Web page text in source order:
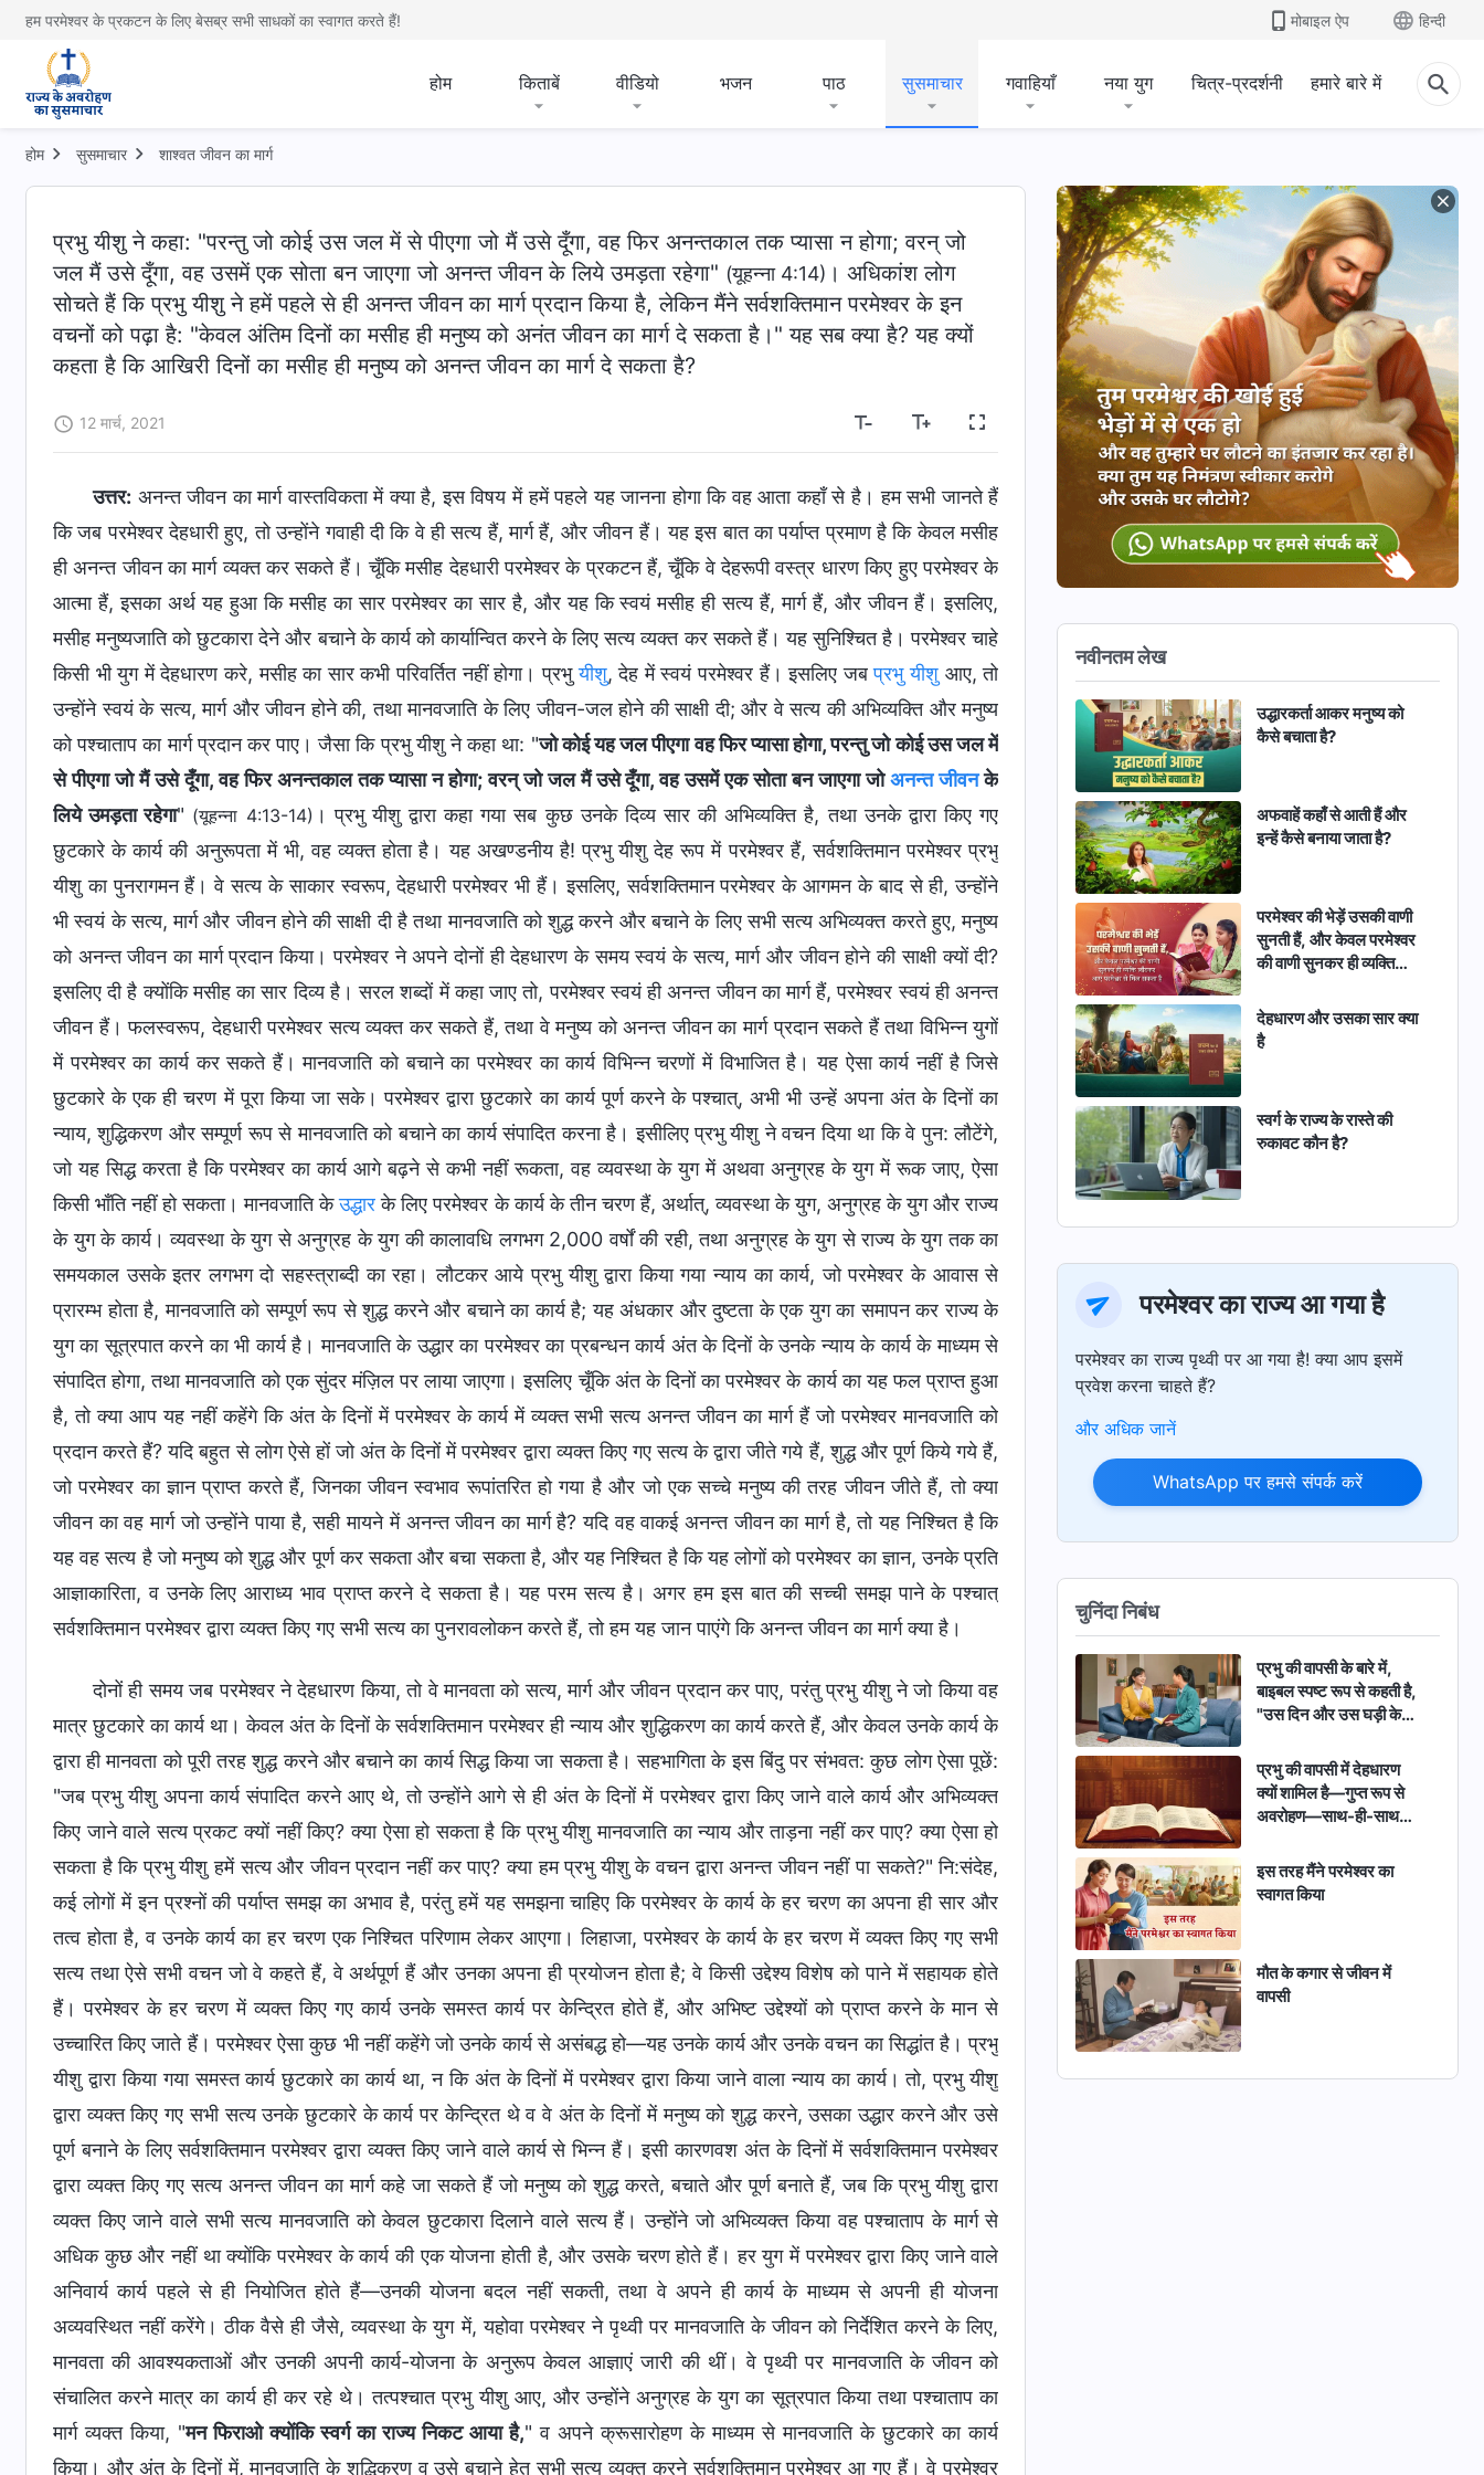
हम परमेश्वर के प्रकटन के लिए बेसब्र सभी साधकों का स्वागत करते हैं! मोबाइल ऐप हिन्दी
होम किताबें वीडियो भजन पाठ सुसमाचार गवाहियाँ नया युग चित्र-प्रदर्शनी हमारे बारे में
होम सुसमाचार शाश्वत जीवन का मार्ग
प्रभु यीशु ने कहा: "परन्तु जो कोई उस जल में से पीएगा जो मैं उसे दूँगा, वह फिर अनन्तकाल तक प्यासा न होगा; वरन् जो
जल मैं उसे दूँगा, वह उसमें एक सोता बन जाएगा जो अनन्त जीवन के लिये उमड़ता रहेगा" (यूहन्ना 4:14) । अधिकांश लोग
सोचते हैं कि प्रभु यीशु ने हमें पहले से ही अनन्त जीवन का मार्ग प्रदान किया है, लेकिन मैंने सर्वशक्तिमान परमेश्वर के इन
वचनों को पढ़ा है: "केवल अंतिम दिनों का मसीह ही मनुष्य को अनंत जीवन का मार्ग दे सकता है।" यह सब क्या है? यह क्यों
कहता है कि आखिरी दिनों का मसीह ही मनुष्य को अनन्त जीवन का मार्ग दे सकता है?
12 मार्च, 2021
उत्तर: अनन्‍त जीवन का मार्ग वास्‍तविकता में क्‍या है, इस विषय में हमें पहले यह जानना होगा कि वह आता कहाँ से है। हम सभी जानते हैं
कि जब परमेश्‍वर देहधारी हुए, तो उन्‍होंने गवाही दी कि वे ही सत्‍य हैं, मार्ग हैं, और जीवन हैं। यह इस बात का पर्याप्‍त प्रमाण है कि केवल मसीह
ही अनन्‍त जीवन का मार्ग व्‍यक्‍त कर सकते हैं। चूँकि मसीह देहधारी परमेश्‍वर के प्रकटन हैं, चूँकि वे देहरूपी वस्‍त्र धारण किए हुए परमेश्‍वर के
आत्‍मा हैं, इसका अर्थ यह हुआ कि मसीह का सार परमेश्‍वर का सार है, और यह कि स्‍वयं मसीह ही सत्‍य हैं, मार्ग हैं, और जीवन हैं। इसलिए,
मसीह मनुष्‍यजाति को छुटकारा देने और बचाने के कार्य को कार्यान्वित करने के लिए सत्‍य व्‍यक्‍त कर सकते हैं। यह सुनिश्चित है। परमेश्‍वर चाहे
किसी भी युग में देहधारण करे, मसीह का सार कभी परिवर्तित नहीं होगा। प्रभुयीशु, देह में स्‍वयं परमेश्‍वर हैं। इसलिए जबप्रभु यीशु आए, तो
उन्‍होंने स्‍वयं के सत्‍य, मार्ग और जीवन होने की, तथा मानवजाति के लिए जीवन-जल होने की साक्षी दी; और वे सत्‍य की अभि‍व्‍यक्ति और मनुष्‍य
को पश्‍चाताप का मार्ग प्रदान कर पाए। जैसा कि प्रभु यीशु ने कहा था: "जो कोई यह जल पीएगा वह फिर प्यासा होगा, परन्तु जो कोई उस जल में
से पीएगा जो मैं उसे दूँगा, वह फिर अनन्तकाल तक प्यासा न होगा; वरन् जो जल मैं उसे दूँगा, वह उसमें एक सोता बन जाएगा जोअनन्त जीवनके
लिये उमड़ता रहेगा" (यूहन्ना 4:13-14) । प्रभु यीशु द्वारा कहा गया सब कुछ उनके दिव्‍य सार की अभिव्‍यक्ति है, तथा उनके द्वारा किए गए
छुटकारे के कार्य की अनुरूपता में भी, वह व्‍यक्‍त होता है। यह अखण्‍डनीय है! प्रभु यीशु देह रूप में परमेश्‍वर हैं, सर्वशक्तिमान परमेश्‍वर प्रभु
यीशु का पुनरागमन हैं। वे सत्‍य के साकार स्‍वरूप, देहधारी परमेश्‍वर भी हैं। इसलिए, सर्वशक्तिमान परमेश्‍वर के आगमन के बाद से ही, उन्‍होंने
भी स्‍वयं के सत्‍य, मार्ग और जीवन होने की साक्षी दी है तथा मानवजाति को शुद्ध करने और बचाने के लिए सभी सत्‍य अभिव्‍यक्‍त करते हुए, मनुष्‍य
को अनन्‍त जीवन का मार्ग प्रदान किया। परमेश्‍वर ने अपने दोनों ही देहधारण के समय स्‍वयं के सत्‍य, मार्ग और जीवन होने की साक्षी क्‍यों दी?
इसलिए दी है क्‍योंकि मसीह का सार दिव्‍य है। सरल शब्दों में कहा जाए तो, परमेश्‍वर स्‍वयं ही अनन्‍त जीवन का मार्ग हैं, परमेश्‍वर स्‍वयं ही अनन्‍त
जीवन हैं। फलस्‍वरूप, देहधारी परमेश्‍वर सत्‍य व्‍यक्‍त कर सकते हैं, तथा वे मनुष्‍य को अनन्‍त जीवन का मार्ग प्रदान सकते हैं तथा विभिन्‍न युगों
में परमेश्‍वर का कार्य कर सकते हैं। मानवजाति को बचाने का परमेश्‍वर का कार्य विभिन्‍न चरणों में विभाजित है। यह ऐसा कार्य नहीं है जिसे
छुटकारे के एक ही चरण में पूरा किया जा सके। परमेश्‍वर द्वारा छुटकारे का कार्य पूर्ण करने के पश्‍चात्, अभी भी उन्‍हें अपना अंत के दिनों का
न्‍याय, शुद्धिकरण और सम्‍पूर्ण रूप से मानवजाति को बचाने का कार्य संपादित करना है। इसीलिए प्रभु यीशु ने वचन दिया था कि वे पुन: लौटेंगे,
जो यह सिद्ध करता है कि परमेश्‍वर का कार्य आगे बढ़ने से कभी नहीं रूकता, वह व्‍यवस्‍था के युग में अथवा अनुग्रह के युग में रूक जाए, ऐसा
किसी भाँति नहीं हो सकता। मानवजाति केउद्धारके लिए परमेश्‍वर के कार्य के तीन चरण हैं, अर्थात्, व्‍यवस्‍था के युग, अनुग्रह के युग और राज्‍य
के युग के कार्य। व्‍यवस्‍था के युग से अनुग्रह के युग की कालावधि लगभग 2,000 वर्षों की रही, तथा अनुग्रह के युग से राज्‍य के युग तक का
समयकाल उसके इतर लगभग दो सहस्‍त्राब्‍दी का रहा। लौटकर आये प्रभु यीशु द्वारा किया गया न्‍याय का कार्य, जो परमेश्‍वर के आवास से
प्रारम्‍भ होता है, मानवजाति को सम्‍पूर्ण रूप से शुद्ध करने और बचाने का कार्य है; यह अंधकार और दुष्‍टता के एक युग का समापन कर राज्‍य के
युग का सूत्रपात करने का भी कार्य है। मानवजाति के उद्धार का परमेश्‍वर का प्रबन्‍धन कार्य अंत के दिनों के उनके न्‍याय के कार्य के माध्‍यम से
संपादित होगा, तथा मानवजाति को एक सुंदर मंज़िल पर लाया जाएगा। इसलिए चूँकि अंत के दिनों का परमेश्‍वर के कार्य का यह फल प्राप्‍त हुआ
है, तो क्‍या आप यह नहीं कहेंगे कि अंत के दिनों में परमेश्‍वर के कार्य में व्‍यक्‍त सभी सत्‍य अनन्‍त जीवन का मार्ग हैं जो परमेश्‍वर मानवजाति को
प्रदान करते हैं? यदि बहुत से लोग ऐसे हों जो अंत के दिनों में परमेश्‍वर द्वारा व्‍यक्‍त किए गए सत्‍य के द्वारा जीते गये हैं, शुद्ध और पूर्ण किये गये हैं,
जो परमेश्‍वर का ज्ञान प्राप्‍त करते हैं, जिनका जीवन स्‍वभाव रूपांतरित हो गया है और जो एक सच्‍चे मनुष्‍य की तरह जीवन जीते हैं, तो क्‍या
जीवन का वह मार्ग जो उन्‍होंने पाया है, सही मायने में अनन्‍त जीवन का मार्ग है? यदि वह वाकई अनन्‍त जीवन का मार्ग है, तो यह निश्चित है कि
यह वह सत्‍य है जो मनुष्‍य को शुद्ध और पूर्ण कर सकता और बचा सकता है, और यह निश्चित है कि यह लोगों को परमेश्‍वर का ज्ञान, उनके प्रति
आज्ञाकारिता, व उनके लिए आराध्‍य भाव प्राप्‍त करने दे सकता है। यह परम सत्‍य है। अगर हम इस बात की सच्‍ची समझ पाने के पश्‍चात्
सर्वशक्तिमान परमेश्‍वर द्वारा व्‍यक्‍त किए गए सभी सत्‍य का पुनरावलोकन करते हैं, तो हम यह जान पाएंगे कि अनन्‍त जीवन का मार्ग क्‍या है।
दोनों ही समय जब परमेश्‍वर ने देहधारण किया, तो वे मानवता को सत्‍य, मार्ग और जीवन प्रदान कर पाए, परंतु प्रभु यीशु ने जो किया वह
मात्र छुटकारे का कार्य था। केवल अंत के दिनों के सर्वशक्तिमान परमेश्‍वर ही न्‍याय और शुद्धिकरण का कार्य करते हैं, और केवल उनके कार्य के
द्वारा ही मानवता को पूरी तरह शुद्ध करने और बचाने का कार्य सिद्ध किया जा सकता है। सहभागिता के इस बिंदु पर संभवत: कुछ लोग ऐसा पूछें:
"जब प्रभु यीशु अपना कार्य संपादित करने आए थे, तो उन्‍होंने आगे से ही अंत के दिनों में परमेश्‍वर द्वारा किए जाने वाले कार्य और अभिव्‍यक्‍त
किए जाने वाले सत्‍य प्रकट क्‍यों नहीं किए? क्‍या ऐसा हो सकता है कि प्रभु यीशु मानवजाति का न्‍याय और ताड़ना नहीं कर पाए? क्‍या ऐसा हो
सकता है कि प्रभु यीशु हमें सत्‍य और जीवन प्रदान नहीं कर पाए? क्‍या हम प्रभु यीशु के वचन द्वारा अनन्‍त जीवन नहीं पा सकते?" नि:संदेह,
कई लोगों में इन प्रश्‍नों की पर्याप्‍त समझ का अभाव है, परंतु हमें यह समझना चाहिए कि परमेश्‍वर के कार्य के हर चरण का अपना ही सार और
तत्‍व होता है, व उनके कार्य का हर चरण एक निश्चित परिणाम लेकर आएगा। लिहाजा, परमेश्‍वर के कार्य के हर चरण में व्‍यक्‍त किए गए सभी
सत्‍य तथा ऐसे सभी वचन जो वे कहते हैं, वे अर्थपूर्ण हैं और उनका अपना ही प्रयोजन होता है; वे किसी उद्देश्‍य विशेष को पाने में सहायक होते
हैं। परमेश्‍वर के हर चरण में व्‍यक्‍त किए गए कार्य उनके समस्‍त कार्य पर केन्द्रित होते हैं, और अभिष्‍ट उद्देश्‍यों को प्राप्‍त करने के मान से
उच्‍चारित किए जाते हैं। परमेश्‍वर ऐसा कुछ भी नहीं कहेंगे जो उनके कार्य से असंबद्ध हो—यह उनके कार्य और उनके वचन का सिद्धांत है। प्रभु
यीशु द्वारा किया गया समस्‍त कार्य छुटकारे का कार्य था, न कि अंत के दिनों में परमेश्‍वर द्वारा किया जाने वाला न्‍याय का कार्य। तो, प्रभु यीशु
द्वारा व्‍यक्‍त किए गए सभी सत्‍य उनके छुटकारे के कार्य पर केन्द्रित थे व वे अंत के दिनों में मनुष्‍य को शुद्ध करने, उसका उद्धार करने और उसे
पूर्ण बनाने के लिए सर्वशक्तिमान परमेश्‍वर द्वारा व्‍यक्‍त किए जाने वाले कार्य से भिन्‍न हैं। इसी कारणवश अंत के दिनों में सर्वशक्तिमान परमेश्‍वर
द्वारा व्‍यक्‍त किए गए सत्‍य अनन्‍त जीवन का मार्ग कहे जा सकते हैं जो मनुष्‍य को शुद्ध करते, बचाते और पूर्ण बनाते हैं, जब कि प्रभु यीशु द्वारा
व्‍यक्‍त किए जाने वाले सभी सत्‍य मानवजाति को केवल छुटकारा दिलाने वाले सत्‍य हैं। उन्‍होंने जो अभिव्‍यक्‍त किया वह पश्‍चाताप के मार्ग से
अधिक कुछ और नहीं था क्‍योंकि परमेश्‍वर के कार्य की एक योजना होती है, और उसके चरण होते हैं। हर युग में परमेश्‍वर द्वारा किए जाने वाले
अनिवार्य कार्य पहले से ही नियोजित होते हैं—उनकी योजना बदल नहीं सकती, तथा वे अपने ही कार्य के माध्‍यम से अपनी ही योजना
अव्‍यवस्थित नहीं करेंगे। ठीक वैसे ही जैसे, व्‍यवस्‍था के युग में, यहोवा परमेश्‍वर ने पृथ्‍वी पर मानवजाति के जीवन को निर्देशित करने के लिए,
मानवता की आवश्‍यकताओं और उनकी अपनी कार्य-योजना के अनुरूप केवल आज्ञाएं जारी की थीं। वे पृथ्‍वी पर मानवजाति के जीवन को
संचालित करने मात्र का कार्य ही कर रहे थे। तत्‍पश्‍चात प्रभु यीशु आए, और उन्‍होंने अनुग्रह के युग का सूत्रपात किया तथा पश्‍चाताप का
मार्ग व्‍यक्‍त किया, "मन फिराओ क्योंकि स्वर्ग का राज्य निकट आया है," व अपने क्रूसारोहण के माध्‍यम से मानवजाति के छुटकारे का कार्य
किया। और अंत के दिनों में, मानवजाति के शुद्धिकरण व उसे बचाने हेतु सभी सत्‍य व्‍यक्‍त करने सर्वशक्तिमान परमेश्‍वर आ गए हैं। वे परमेश्‍वर
नवीनतम लेख
उद्धारकर्ता आकर मनुष्य को
कैसे बचाता है?
अफवाहें कहाँ से आती हैं और
इन्हें कैसे बनाया जाता है?
परमेश्वर की भेड़ें उसकी वाणी
सुनती हैं, और केवल परमेश्वर
की वाणी सुनकर ही व्यक्ति
सकता है
देहधारण और उसका सार क्या
है
स्वर्ग के राज्य के रास्ते की
रुकावट कौन है?
परमेश्वर का राज्य आ गया है
परमेश्वर का राज्य पृथ्वी पर आ गया है! क्या आप इसमें
प्रवेश करना चाहते हैं?
और अधिक जानें
WhatsApp पर हमसे संपर्क करें
चुनिंदा निबंध
प्रभु की वापसी के बारे में,
बाइबल स्पष्ट रूप से कहती है,
"उस दिन और उस घड़ी के
स्वर्ग के दूत और न पुत्र, परन्तु
केवल पिता" (मत्ती 24:36)।
कोई नहीं जानता कि प्रभु कब
आएगा, फिर भी सर्वशक्तिमान
बात की गवाही दे रही है कि प्रभु
यीशु पहले ही लौट चुका है।
प्रभु की वापसी में देहधारण
क्यों शामिल है—गुप्त रूप से
अवरोहण—साथ-ही-साथ
अवरोहण?
इस तरह मैंने परमेश्वर का
स्वागत किया
मौत के कगार से जीवन में
वापसी